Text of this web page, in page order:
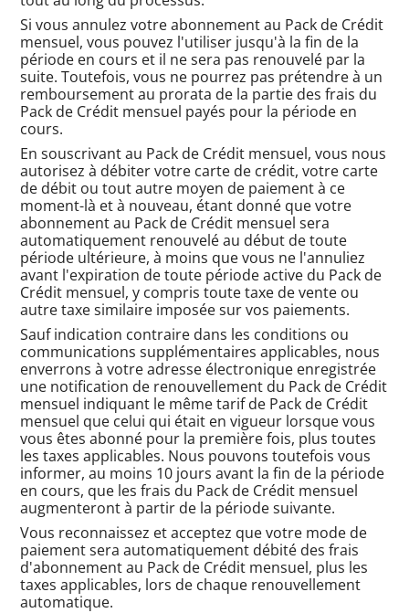
Si vous annulez votre abonnement au Pack de Crédit
mensuel, vous pouvez l'utiliser jusqu'à la fin de la
période en cours et il ne sera pas renouvelé par la
suite. Toutefois, vous ne pourrez pas prétendre à un
remboursement au prorata de la partie des frais du
Pack de Crédit mensuel payés pour la période en
cours.
En souscrivant au Pack de Crédit mensuel, vous nous
autorisez à débiter votre carte de crédit, votre carte
de débit ou tout autre moyen de paiement à ce
moment-là et à nouveau, étant donné que votre
abonnement au Pack de Crédit mensuel sera
automatiquement renouvelé au début de toute
période ultérieure, à moins que vous ne l'annuliez
avant l'expiration de toute période active du Pack de
Crédit mensuel, y compris toute taxe de vente ou
autre taxe similaire imposée sur vos paiements.
Sauf indication contraire dans les conditions ou
communications supplémentaires applicables, nous
enverrons à votre adresse électronique enregistrée
une notification de renouvellement du Pack de Crédit
mensuel indiquant le même tarif de Pack de Crédit
mensuel que celui qui était en vigueur lorsque vous
vous êtes abonné pour la première fois, plus toutes
les taxes applicables. Nous pouvons toutefois vous
informer, au moins 10 jours avant la fin de la période
en cours, que les frais du Pack de Crédit mensuel
augmenteront à partir de la période suivante.
Vous reconnaissez et acceptez que votre mode de
paiement sera automatiquement débité des frais
d'abonnement au Pack de Crédit mensuel, plus les
taxes applicables, lors de chaque renouvellement
automatique.